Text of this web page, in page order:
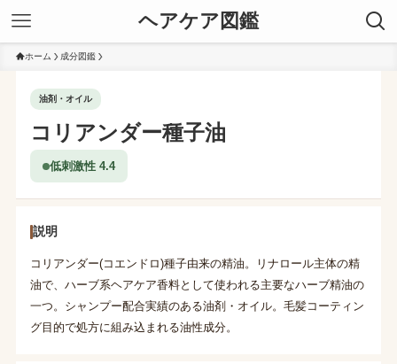
ヘアケア図鑑
ホーム 成分図鑑
油剤・オイル
コリアンダー種子油
低刺激性 4.4
説明
コリアンダー(コエンドロ)種子由来の精油。リナロール主体の精
油で、ハーブ系ヘアケア香料として使われる主要なハーブ精油の
一つ。シャンプー配合実績のある油剤・オイル。毛髪コーティン
グ目的で処方に組み込まれる油性成分。